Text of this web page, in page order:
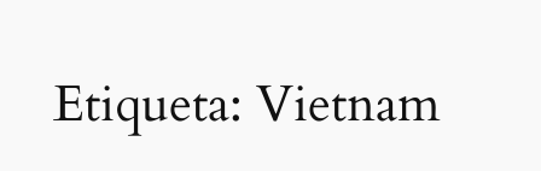
Etiqueta: Vietnam